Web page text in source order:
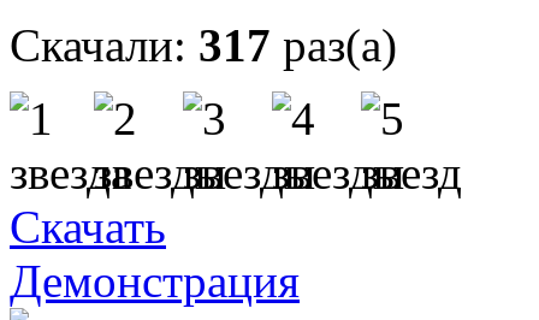
Скачали: 317 раз(а)
Скачать
Демонстрация